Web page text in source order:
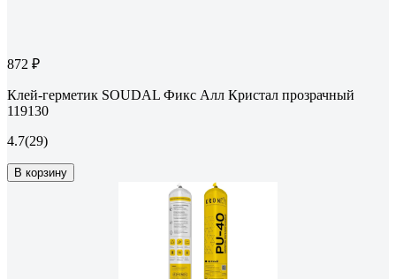
872 ₽
Клей-герметик SOUDAL Фикс Алл Кристал прозрачный
119130
4.7(29)
В корзину